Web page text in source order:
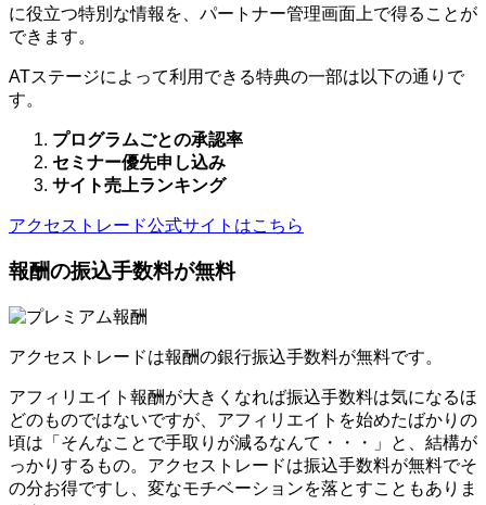
に役立つ特別な情報を、パートナー管理画面上で得ることが
できます。
ATステージによって利用できる特典の一部は以下の通りで
す。
プログラムごとの承認率
セミナー優先申し込み
サイト売上ランキング
アクセストレード公式サイトはこちら
報酬の振込手数料が無料
アクセストレードは報酬の銀行振込手数料が無料です。
アフィリエイト報酬が大きくなれば振込手数料は気になるほ
どのものではないですが、アフィリエイトを始めたばかりの
頃は「そんなことで手取りが減るなんて・・・」と、結構が
っかりするもの。アクセストレードは振込手数料が無料でそ
の分お得ですし、変なモチベーションを落とすこともありま